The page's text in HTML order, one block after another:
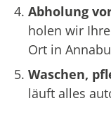
Abholung
holen wir
Ort in
Waschen,
läuft alles